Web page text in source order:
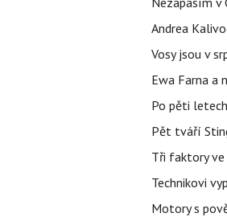
Andrea
Vosy jsou v
Ewa Farna a
Po pěti
Pět tváří
Tři faktory
Technikovi
Motory s